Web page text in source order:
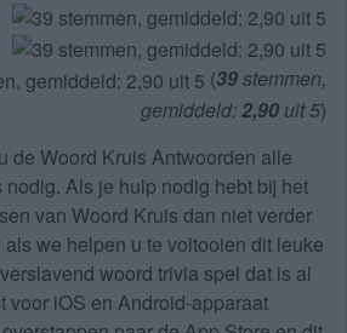
(39stemmen,
gemiddeld:2,90 uit 5)
de Woord Kruis Antwoorden alle
nodig. Als je hulp nodig hebt bij het
van Woord Kruis dan niet verder
als we helpen u te voltooien dit leuke
woord trivia spel dat is al
voor iOS en Android-apparaat